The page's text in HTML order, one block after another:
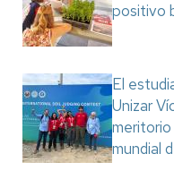
positivo
El
Unizar
mundial